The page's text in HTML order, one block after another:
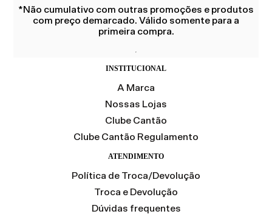
*Não cumulativo com outras promoções e produtos
com preço demarcado. Válido somente para a
primeira compra.
INSTITUCIONAL
A Marca
Nossas Lojas
Clube Cantão
Clube Cantão Regulamento
ATENDIMENTO
Política de Troca/Devolução
Troca e Devolução
Dúvidas frequentes